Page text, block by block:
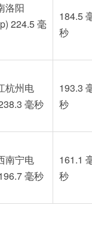
洛阳
224.5 毫
184.5
秒
杭州电
毫秒
193.3
秒
南宁电
毫秒
161.1
秒